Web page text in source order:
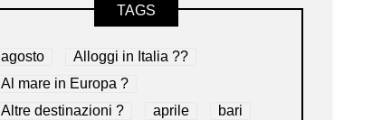
TAGS
agosto
Alloggi in Italia ??
Al mare in Europa ?️
Altre destinazioni ?
aprile
bari